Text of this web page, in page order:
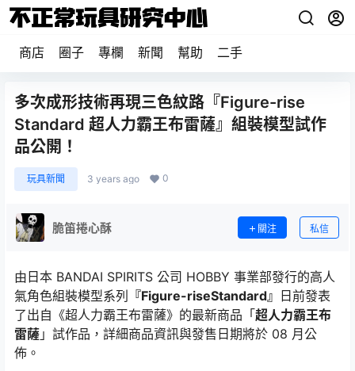
商店 圈子 專欄 新聞 幫助 二手
多次成形技術再現三色紋路『Figure-rise
Standard 超人力霸王布雷薩』組裝模型試作
品公開！
玩具新聞 3 years ago 0
脆笛捲心酥 關注 私信
由日本 BANDAI SPIRITS 公司 HOBBY 事業部發行的高人
氣角色組裝模型系列
『Figure-riseStandard』
日前發表
了出自《超人力霸王布雷薩》的最新商品「超人力霸王布
雷薩 」試作品，詳細商品資訊與發售日期將於 08 月公
佈。